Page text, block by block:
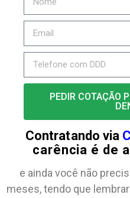
PEDIR COTAÇÃO
Contratando via
carência é de
e ainda você não
meses, tendo que